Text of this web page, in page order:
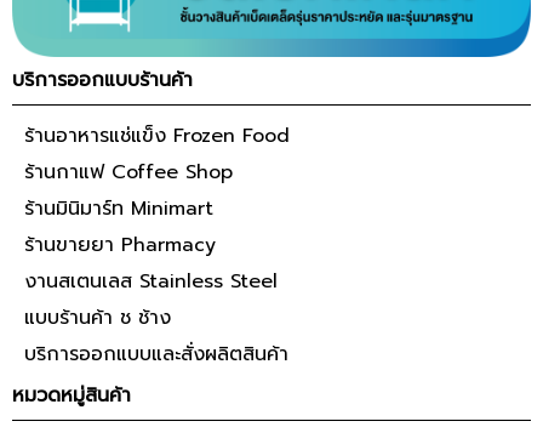
บริการออกแบบร้านค้า
ร้านอาหารแช่แข็ง Frozen Food
ร้านกาแฟ Coffee Shop
ร้านมินิมาร์ท Minimart
ร้านขายยา Pharmacy
งานสเตนเลส Stainless Steel
แบบร้านค้า ช ช้าง
บริการออกแบบและสั่งผลิตสินค้า
หมวดหมู่สินค้า